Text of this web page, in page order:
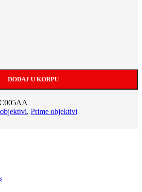
količina
DODAJ U KORPU
, Prime objektivi